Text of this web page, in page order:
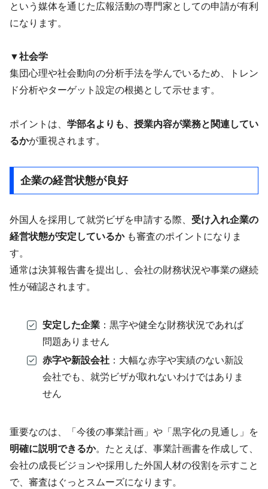
という媒体を通じた広報活動の専門家としての申請が有利
になります。
▼社会学
集団心理や社会動向の分析手法を学んでいるため、トレン
ド分析やターゲット設定の根拠として示せます。
ポイントは、 学部名よりも、授業内容が業務と関連してい
るかが重視されます。
企業の経営状態が良好
外国人を採用して就労ビザを申請する際、 受け入れ企業の
経営状態が安定しているかも審査のポイントになりま
す。
通常は決算報告書を提出し、会社の財務状況や事業の継続
性が確認されます。
安定した企業：黒字や健全な財務状況であれば
問題ありません
赤字や新設会社：大幅な赤字や実績のない新設
会社でも、就労ビザが取れないわけではありま
せん
重要なのは、「今後の事業計画」や「黒字化の見通し」を
明確に説明できるか。たとえば、事業計画書を作成して、
会社の成長ビジョンや採用した外国人材の役割を示すこと
で、審査はぐっとスムーズになります。